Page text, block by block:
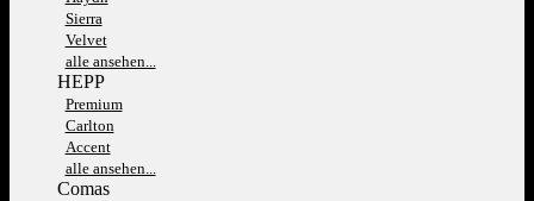
Sierra
Velvet
alle ansehen...
HEPP
Premium
Carlton
Accent
alle ansehen...
Comas